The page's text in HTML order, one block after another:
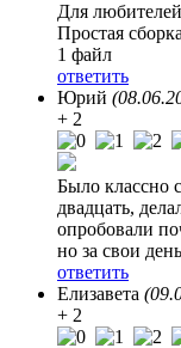
Для
Простая
1 файл
ответить
Юрий
+ 2
Было классно
двадцать,
опробовали
но за свои
ответить
Елизавета
+ 2